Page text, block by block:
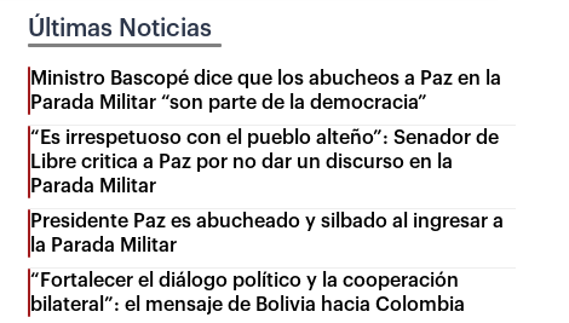
Últimas Noticias
Ministro Bascopé dice que los abucheos a Paz en la
Parada Militar “son parte de la democracia”
“Es irrespetuoso con el pueblo alteño”: Senador de
Libre critica a Paz por no dar un discurso en la
Parada Militar
Presidente Paz es abucheado y silbado al ingresar a
la Parada Militar
“Fortalecer el diálogo político y la cooperación
bilateral”: el mensaje de Bolivia hacia Colombia